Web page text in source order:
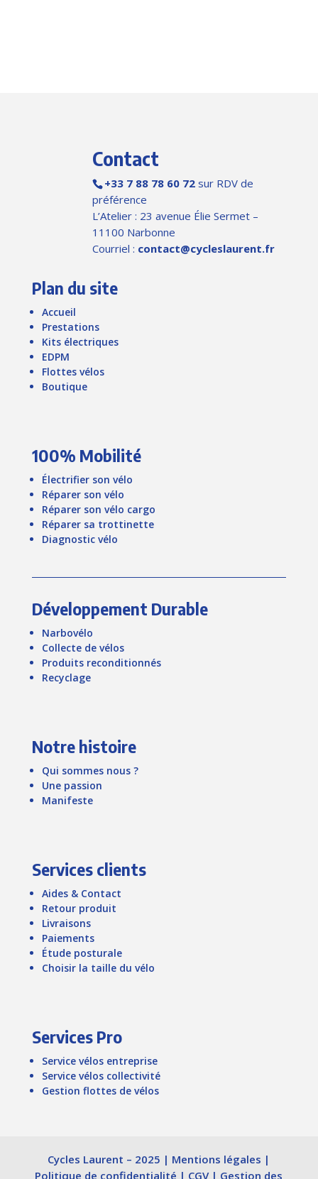
Contact
+33 7 88 78 60 72sur RDV de
préférence
L’Atelier : 23 avenue Élie Sermet –
11100 Narbonne
Courriel : contact@cycleslaurent.fr
Plan du site
Accueil
Prestations
Kits électriques
EDPM
Flottes vélos
Boutique
100% Mobilité
Électrifier son vélo
Réparer son vélo
Réparer son vélo cargo
Réparer sa trottinette
Diagnostic vélo
Développement Durable
Narbovélo
Collecte de vélos
Produits reconditionnés
Recyclage
Notre histoire
Qui sommes nous ?
Une passion
Manifeste
Services clients
Aides & Contact
Retour produit
Livraisons
Paiements
Étude posturale
Choisir la taille du vélo
Services Pro
Service vélos entreprise
Service vélos collectivité
Gestion flottes de vélos
Cycles Laurent – 2025 | Mentions légales |
Politique de confidentialité | CGV | Gestion des